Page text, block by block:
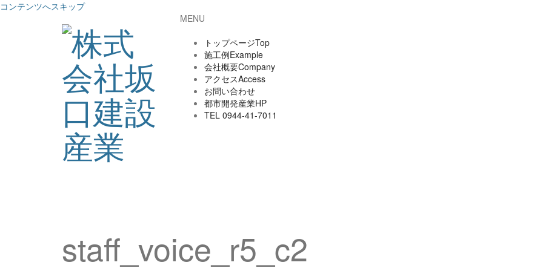
コンテンツへスキップ
MENU
トップページTop
施工例Example
会社概要Company
アクセスAccess
お問い合わせ
都市開発産業HP
TEL 0944-41-7011
staff_voice_r5_c2